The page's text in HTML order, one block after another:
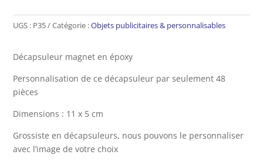
UGS : P35 Catégorie :Objets publicitaires & personnalisables
Décapsuleur magnet en époxy
Personnalisation de ce décapsuleur par seulement 48
pièces
Dimensions : 11 x 5 cm
Grossiste en décapsuleurs, nous pouvons le personnaliser
avec l’image de votre choix